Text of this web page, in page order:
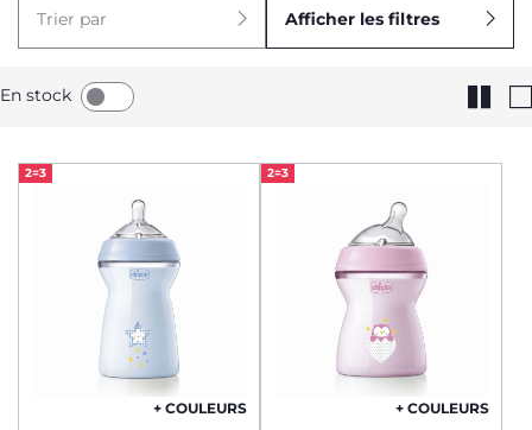
Trier par Afficher les filtres
En stock
2=3
+ COULEURS
2=3
+ COULEURS